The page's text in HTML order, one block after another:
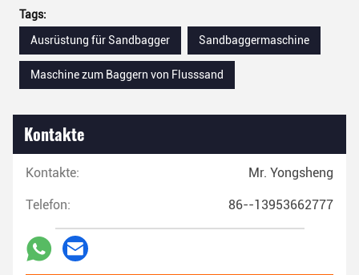
Tags:
Ausrüstung für Sandbagger
Sandbaggermaschine
Maschine zum Baggern von Flusssand
Kontakte
Kontakte: Mr. Yongsheng
Telefon: 86--13953662777